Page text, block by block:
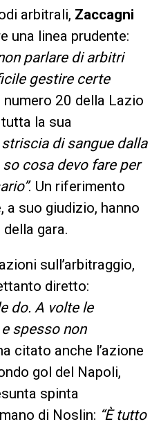
arbitrali, Zaccagni
una linea prudente:
parlare di arbitri
gestire certe
numero 20 della Lazio
la sua
striscia di sangue dalla
cosa devo fare per
. Un riferimento
a suo giudizio, hanno
gara.
sull’arbitraggio,
diretto:
do. A volte le
spesso non
citato anche l’azione
gol del Napoli,
spinta
di Noslin: “È tutto